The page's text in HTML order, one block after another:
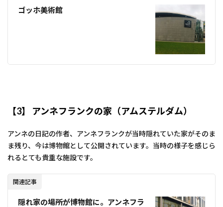
ゴッホ美術館
【3】 アンネフランクの家（アムステルダム）
アンネの日記の作者、アンネフランクが当時隠れていた家がそのま
ま残り、今は博物館として公開されています。当時の様子を感じら
れるとても貴重な施設です。
関連記事
隠れ家の場所が博物館に。アンネフラ